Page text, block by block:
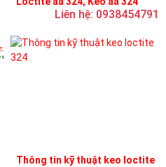
Liên hệ: 0938454791
Thông tin kỹ thuật keo loctite